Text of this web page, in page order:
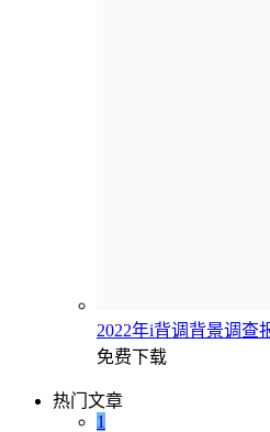
2022年i背调背景调查
免费下载
热门文章
1